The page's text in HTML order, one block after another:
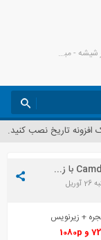
بایگانی‌های دانلود قسمت دوم دختری در شیشه - مبین دانلود
افزونه تاریخ نصب کنید.
تاریخ : دوشنبه 26 آوریل
+ زیرنویس